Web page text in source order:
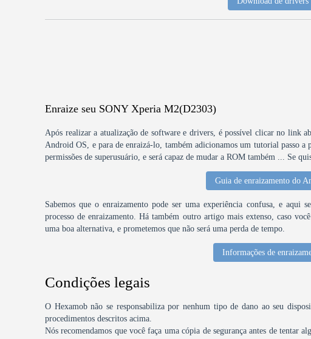
Enraize seu SONY Xperia M2(D2303)
Após realizar a atualização de software e drivers, é possível clicar no link
Android OS, e para de enraizá-lo, também adicionamos um tutorial passo
permissões de superusuário, e será capaz de mudar a ROM também ... Se
Guia de enraizamento do
Sabemos que o enraizamento pode ser uma experiência confusa, e aqui
processo de enraizamento. Há também outro artigo mais extenso, caso
uma boa alternativa, e prometemos que não será uma perda de tempo.
Informações de
Condições legais
O Hexamob não se responsabiliza por nenhum tipo de dano ao seu
procedimentos descritos acima.
Nós recomendamos que você faça uma cópia de segurança antes de tentar